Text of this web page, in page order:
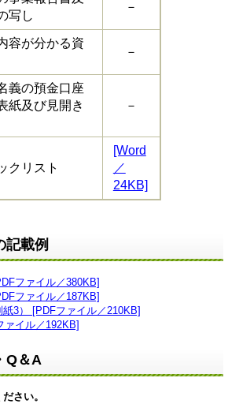
写し
－
容が分かる資
－
義の預金口座
紙及び見開き
－
クリスト
[Word
／
24KB]
記載例
ファイル／380KB]
ファイル／187KB]
3） [PDFファイル／210KB]
ァイル／192KB]
Q＆A
さい。